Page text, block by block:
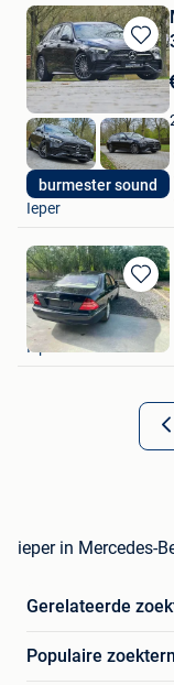
Bewaren
in
Mijn
burmester sound
Autohandel Decock
Ieper
Bewaren
in
Mijn
john
Ieper
ieper in Mercedes-
Gerelateerde
Populaire